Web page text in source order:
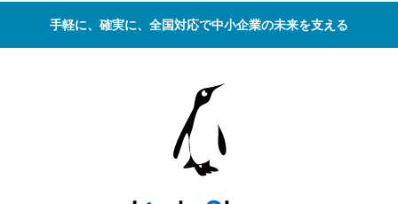
手軽に、確実に、全国対応で中小企業の未来を支える